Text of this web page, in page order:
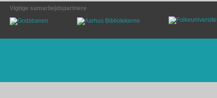
Vigtige samarbejdspartnere